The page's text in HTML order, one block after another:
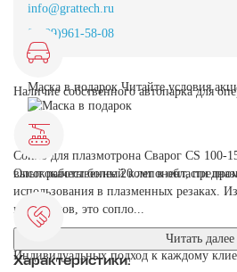
info@grattech.ru
8(499)961-58-08
Маска в подарок Читайте условия
Сопло для плазмотрона Сварог CS 100-
высококачественный компонент,
использования в плазменных резаках.
материалов, это сопло...
Читать далее
Характеристики:
Наличие собственного автопарка для
Опыт работы более 20 лет в области
Индивидуальных подход к каждому